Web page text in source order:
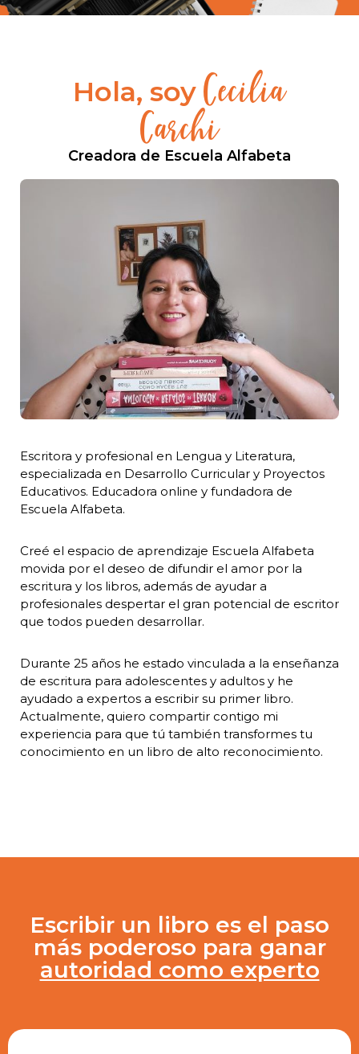
Hola, soy Cecilia
Carchi
Creadora de Escuela Alfabeta
Escritora y profesional en Lengua y Literatura,
especializada en Desarrollo Curricular y Proyectos
Educativos. Educadora online y fundadora de
Escuela Alfabeta.
Creé el espacio de aprendizaje Escuela Alfabeta
movida por el deseo de difundir el amor por la
escritura y los libros, además de ayudar a
profesionales despertar el gran potencial de escritor
que todos pueden desarrollar.
Durante 25 años he estado vinculada a la enseñanza
de escritura para adolescentes y adultos y he
ayudado a expertos a escribir su primer libro.
Actualmente, quiero compartir contigo mi
experiencia para que tú también transformes tu
conocimiento en un libro de alto reconocimiento.
Escribir un libro es el paso
más poderoso para ganar
autoridad como experto